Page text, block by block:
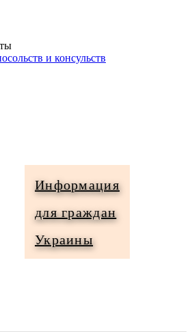
и консульств
Информация
для граждан
Украины